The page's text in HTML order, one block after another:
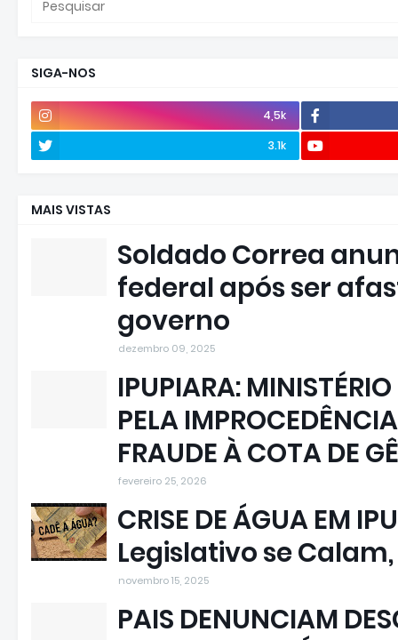
SIGA-NOS
4,5k
3.1k
MAIS VISTAS
Soldado Correa
federal após ser
governo
dezembro 09, 2025
IPUPIARA:
PELA
FRAUDE À COTA DE
fevereiro 25, 2026
CRISE DE ÁGUA EM
Legislativo se
novembro 15, 2025
PAIS DENUNCIAM